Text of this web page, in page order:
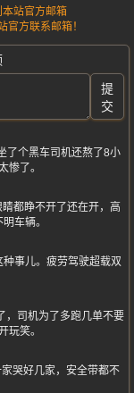
站官方邮箱
方联系邮箱！
提
交
了个黑车司机还熬了8小
惨了。
都睁不开了还在开，高
车辆。
事儿。疲劳驾驶超载双
，司机为了多跑几单不要
玩笑。
哭好几家，安全带都不